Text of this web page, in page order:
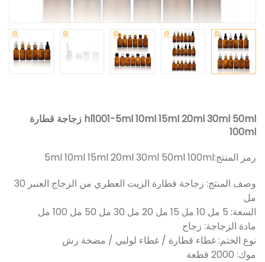
hl1001-5ml 10ml 15ml 20ml 30ml 50ml زجاجة قطارة
100ml
رمز المنتج:5ml 10ml 15ml 20ml 30ml 50ml 100ml
وصف المنتج: زجاجة قطارة الزيت العطري من الزجاج العنبر 30
مل
السعة: 5 مل 10 مل 15 مل 20 مل 30 مل 50 مل 100 مل
مادة الزجاجة: زجاج
نوع الختم: غطاء قطارة / غطاء لولبي / مضخة رش
موك: 2000 قطعة